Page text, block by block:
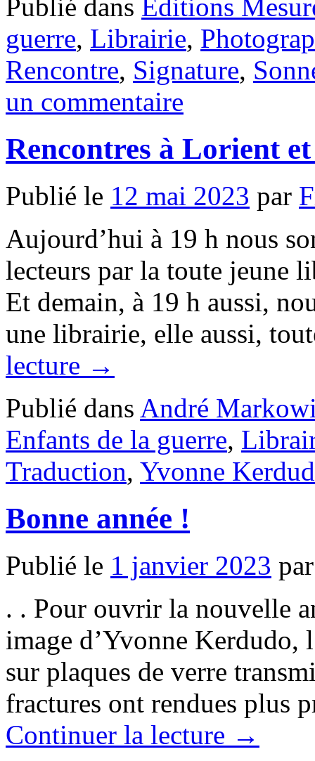
Publié dans Éditions
guerre, Librairie,
Rencontre, Signature,
un commentaire
Rencontres à Lorient
Publié le 12 mai 2023 par
Aujourd’hui à 19 h nous
lecteurs par la toute
Et demain, à 19 h aussi,
une librairie, elle aussi,
lecture →
Publié dans André
Enfants de la guerre,
Traduction, Yvonne
Bonne année !
Publié le 1 janvier 2023 par
. . Pour ouvrir la nouvelle
image d’Yvonne Kerdudo,
sur plaques de verre
fractures ont rendues plus
Continuer la lecture →